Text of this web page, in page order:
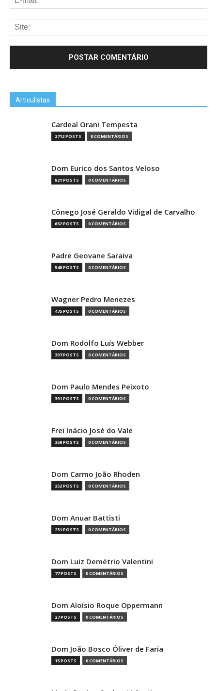
Articulistas
Cardeal Orani Tempesta
2712 POSTS 0 COMENTÁRIOS
Dom Eurico dos Santos Veloso
921 POSTS 0 COMENTÁRIOS
Cônego José Geraldo Vidigal de Carvalho
662 POSTS 0 COMENTÁRIOS
Padre Geovane Saraiva
548 POSTS 0 COMENTÁRIOS
Wagner Pedro Menezes
475 POSTS 0 COMENTÁRIOS
Dom Rodolfo Luís Webber
397 POSTS 0 COMENTÁRIOS
Dom Paulo Mendes Peixoto
391 POSTS 0 COMENTÁRIOS
Frei Inácio José do Vale
359 POSTS 0 COMENTÁRIOS
Dom Carmo João Rhoden
252 POSTS 0 COMENTÁRIOS
Dom Anuar Battisti
231 POSTS 0 COMENTÁRIOS
Dom Luiz Demétrio Valentini
77 POSTS 0 COMENTÁRIOS
Dom Aloísio Roque Oppermann
27 POSTS 0 COMENTÁRIOS
Dom João Bosco Óliver de Faria
15 POSTS 0 COMENTÁRIOS